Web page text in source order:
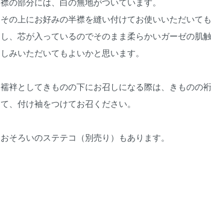
その上にお好みの半襟を縫い付けてお使いいただいて
し、芯が入っているのでそのまま柔らかいガーゼの肌
しみいただいてもよいかと思います。
襦袢としてきものの下にお召しになる際は、きものの
て、 付け袖をつけてお召ください。
おそろいのステテコ（別売り）もあります。